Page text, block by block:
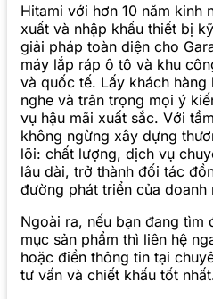
Hitami với hơn 10 năm kinh
xuất và nhập khẩu thiết bị
giải pháp toàn diện cho
máy lắp ráp ô tô và khu
và quốc tế. Lấy khách
nghe và trân trọng mọi ý
vụ hậu mãi xuất sắc. Với
không ngừng xây dựng
lõi: chất lượng, dịch vụ
lâu dài, trở thành đối tác
đường phát triển của doanh
Ngoài ra, nếu bạn đang tìm
mục sản phẩm thì liên hệ
hoặc điền thông tin tại
tư vấn và chiết khấu tốt